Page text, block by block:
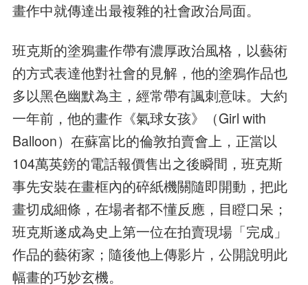
畫作中就傳達出最複雜的社會政治局面。
班克斯的塗鴉畫作帶有濃厚政治風格，以藝術
的方式表達他對社會的見解，他的塗鴉作品也
多以黑色幽默為主，經常帶有諷刺意味。大約
一年前，他的畫作《氣球女孩》（Girl with
Balloon）在蘇富比的倫敦拍賣會上，正當以
104萬英鎊的電話報價售出之後瞬間，班克斯
事先安裝在畫框內的碎紙機關隨即開動，把此
畫切成細條，在場者都不懂反應，目瞪口呆；
班克斯遂成為史上第一位在拍賣現場「完成」
作品的藝術家；隨後他上傳影片，公開說明此
幅畫的巧妙玄機。